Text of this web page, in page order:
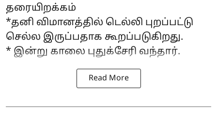
தரையிறக்கம்
*தனி விமானத்தில் டெல்லி புறப்பட்டு
செல்ல இருப்பதாக கூறப்படுகிறது.
* இன்று காலை புதுக்சேரி வந்தார்.
Read More